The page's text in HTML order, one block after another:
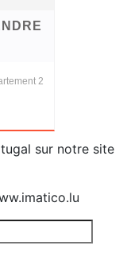
2
sur notre site